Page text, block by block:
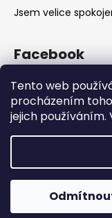
Tento web
procházením
jejich
Jsem velice
Facebook
Copyright 2026